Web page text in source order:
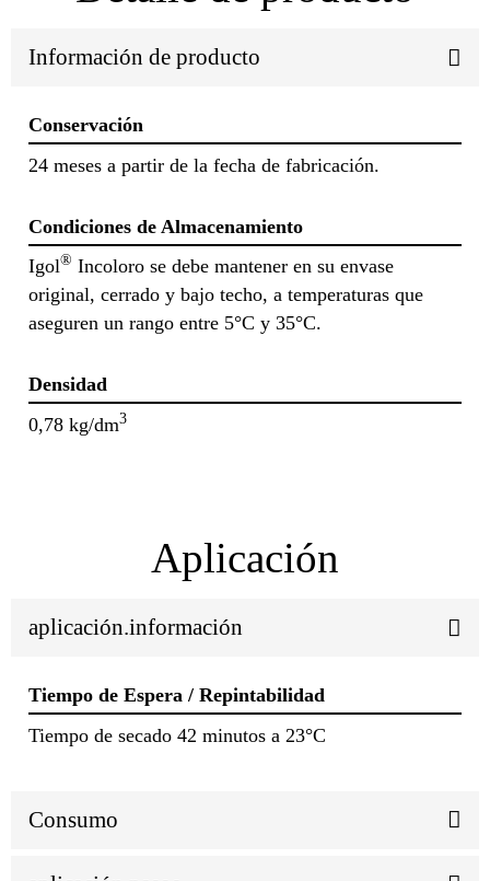
Información de producto
Conservación
24 meses a partir de la fecha de fabricación.
Condiciones de Almacenamiento
Igol® Incoloro se debe mantener en su envase
original, cerrado y bajo techo, a temperaturas que
aseguren un rango entre 5°C y 35°C.
Densidad
0,78 kg/dm3
Aplicación
aplicación.información
Tiempo de Espera / Repintabilidad
Tiempo de secado 42 minutos a 23°C
Consumo